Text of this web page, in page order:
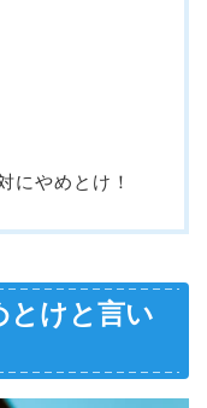
にやめとけ！
とけと言い